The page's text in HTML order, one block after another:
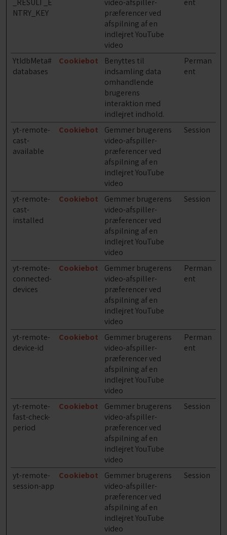
_RESULT_E
NTRY_KEY
video-afspiller-
præferencer ved
afspilning af en
indlejret YouTube
video
ent
YtIdbMeta#
databases
Cookiebot
Benyttes til
indsamling data
omhandlende
brugerens
interaktion med
indlejret indhold.
Perman
ent
yt-remote-
cast-
available
Cookiebot
Gemmer brugerens
video-afspiller-
præferencer ved
afspilning af en
indlejret YouTube
video
Session
yt-remote-
cast-
installed
Cookiebot
Gemmer brugerens
video-afspiller-
præferencer ved
afspilning af en
indlejret YouTube
video
Session
yt-remote-
connected-
devices
Cookiebot
Gemmer brugerens
video-afspiller-
præferencer ved
afspilning af en
indlejret YouTube
video
Perman
ent
yt-remote-
device-id
Cookiebot
Gemmer brugerens
video-afspiller-
præferencer ved
afspilning af en
indlejret YouTube
video
Perman
ent
yt-remote-
fast-check-
period
Cookiebot
Gemmer brugerens
video-afspiller-
præferencer ved
afspilning af en
indlejret YouTube
video
Session
yt-remote-
session-app
Cookiebot
Gemmer brugerens
video-afspiller-
præferencer ved
afspilning af en
indlejret YouTube
video
Session